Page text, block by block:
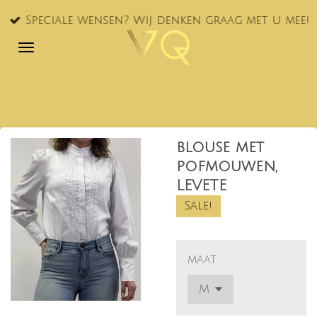
Ga
naar
Speciale wensen? Wij denken graag met u mee!
blouse met
pofmouwen,
LEVETE
Sale!
maat